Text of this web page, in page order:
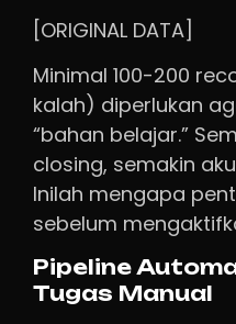
[ORIGINAL DATA]
Minimal 100-200
kalah) diperlukan
“bahan belajar.”
closing, semakin
Inilah mengapa
sebelum
Pipeline
Tugas Manual